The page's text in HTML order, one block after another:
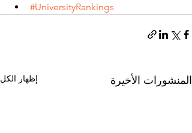
#UniversityRankings
المنشورات الأخيرة إظهار الكل